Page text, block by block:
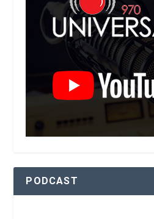
PODCAST